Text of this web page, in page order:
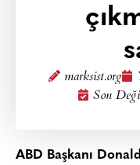
marksist.org
Son
ABD Başkanı